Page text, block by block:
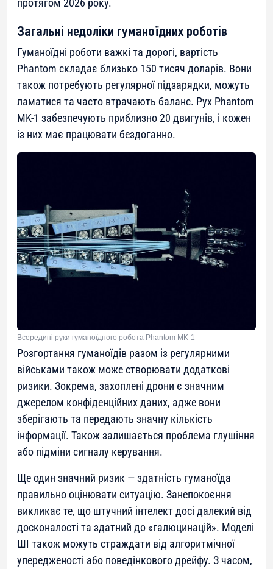
протягом 2026 року.
Загальні недоліки гуманоїдних роботів
Гуманоїдні роботи важкі та дорогі, вартість
Phantom складає близько 150 тисяч доларів. Вони
також потребують регулярної підзарядки, можуть
ламатися та часто втрачають баланс. Рух Phantom
MK-1 забезпечують приблизно 20 двигунів, і кожен
із них має працювати бездоганно.
Всередині руки гуманоїдного робота Phantom MK-1
Розгортання гуманоїдів разом із регулярними
військами також може створювати додаткові
ризики. Зокрема, захоплені дрони є значним
джерелом конфіденційних даних, адже вони
зберігають та передають значну кількість
інформації. Також залишається проблема глушіння
або підміни сигналу керування.
Ще один значний ризик — здатність гуманоїда
правильно оцінювати ситуацію. Занепокоєння
викликає те, що штучний інтелект досі далекий від
досконалості та здатний до «галюцинацій». Моделі
ШІ також можуть страждати від алгоритмічної
упередженості або поведінкового дрейфу. З часом,